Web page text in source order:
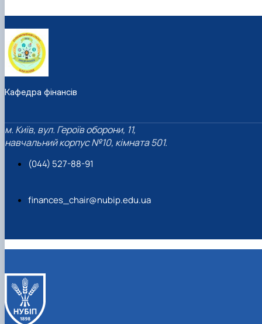
Кафедра фінансів
м. Київ, вул. Героїв оборони, 11,
навчальний корпус №10, кімната 501.
(044) 527-88-91
finances_chair@nubip.edu.ua